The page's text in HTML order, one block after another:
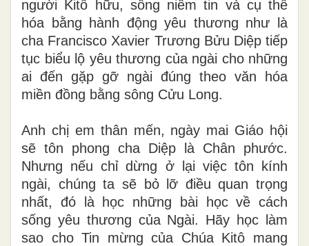
người Kitô hữu, sống niềm tin và cụ thể
hóa bằng hành động yêu thương như là
cha Francisco Xavier Trương Bửu Diệp tiếp
tục biểu lộ yêu thương của ngài cho những
ai đến gặp gỡ ngài đúng theo văn hóa
miền đồng bằng sông Cửu Long.
Anh chị em thân mến, ngày mai Giáo hội
sẽ tôn phong cha Diệp là Chân phước.
Nhưng nếu chỉ dừng ở lại việc tôn kính
ngài, chúng ta sẽ bỏ lỡ điều quan trọng
nhất, đó là học những bài học về cách
sống yêu thương của Ngài. Hãy học làm
sao cho Tin mừng của Chúa Kitô mang